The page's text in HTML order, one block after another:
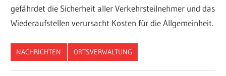
gefährdet die Sicherheit aller Verkehrsteilnehmer und das
Wiederaufstellen verursacht Kosten für die Allgemeinheit.
NACHRICHTEN ORTSVERWALTUNG